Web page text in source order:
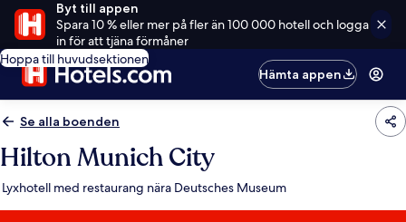
Byt till appen
Spara 10 % eller mer på fler än 100 000 hotell och logga
in för att tjäna förmåner
Hoppa till huvudsektionen
Hämta appen
Se alla boenden
Hilton Munich City
Lyxhotell med restaurang nära Deutsches Museum